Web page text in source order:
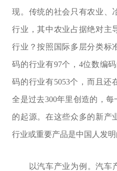
现。传统的社会只有农业、
行业，其中农业占据绝对主
行业？按照国际多层分类标
码的行业有97个，4位数编
码的行业有5053个，而且还
全是过去300年里创造的，
的起源。在这些众多的新产
行业或重要产品是中国人发明
以汽车产业为例。汽车产